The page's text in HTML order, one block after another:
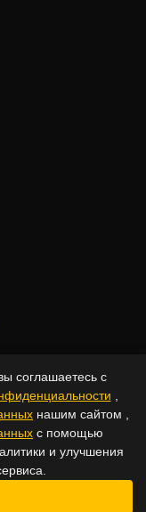
публичной
соглашаетесь с
нашим сайтом ,
с помощью
и улучшения